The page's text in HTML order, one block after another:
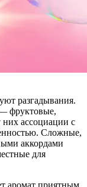
разгадывания.
фруктовые,
ассоциации с
Сложные,
аккордами
для
аромат приятным